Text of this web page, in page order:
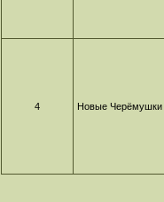
4 Новые Черёмушки